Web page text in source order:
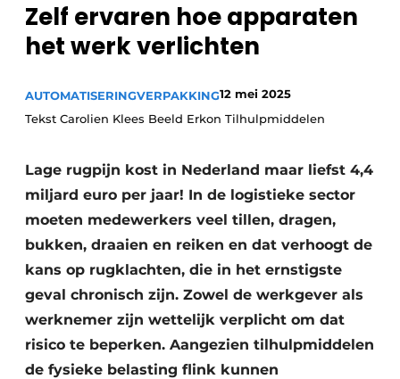
Zelf ervaren hoe apparaten
het werk verlichten
AUTOMATISERINGVERPAKKING12 mei 2025
Tekst Carolien Klees Beeld Erkon Tilhulpmiddelen
Lage rugpijn kost in Nederland maar liefst 4,4
miljard euro per jaar! In de logistieke sector
moeten medewerkers veel tillen, dragen,
bukken, draaien en reiken en dat verhoogt de
kans op rugklachten, die in het ernstigste
geval chronisch zijn. Zowel de werkgever als
werknemer zijn wettelijk verplicht om dat
risico te beperken. Aangezien tilhulpmiddelen
de fysieke belasting flink kunnen